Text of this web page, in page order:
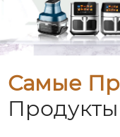
Самые
Продукты